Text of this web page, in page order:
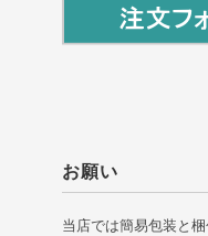
お願い
当店では簡易包装と